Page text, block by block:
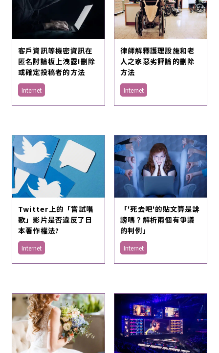
客戶資訊等機密資訊在
匿名討論板上洩露!刪除
或確定投稿者的方法
Internet
律師解釋護理設施和老
人之家惡劣評論的刪除
方法
Internet
Twitter上的「嘗試唱
歌」影片是否違反了日
本著作權法?
Internet
「'死去吧'的貼文算是誹
謗嗎？解析兩個有爭議
的判例」
Internet